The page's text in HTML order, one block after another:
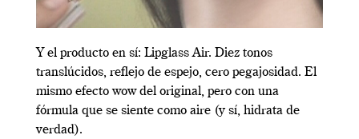
Y el producto en sí: Lipglass Air. Diez tonos
translúcidos, reflejo de espejo, cero pegajosidad. El
mismo efecto wow del original, pero con una
fórmula que se siente como aire (y sí, hidrata de
verdad).